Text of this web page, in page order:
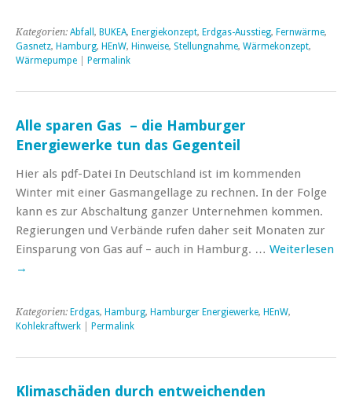
Kategorien: Abfall , BUKEA, Energiekonzept, Erdgas-Ausstieg, Fernwärme,
Gasnetz, Hamburg, HEnW, Hinweise, Stellungnahme, Wärmekonzept,
Wärmepumpe
Permalink
Alle sparen Gas – die Hamburger
Energiewerke tun das Gegenteil
Hier als pdf-Datei In Deutschland ist im kommenden
Winter mit einer Gasmangellage zu rechnen. In der Folge
kann es zur Abschaltung ganzer Unternehmen kommen.
Regierungen und Verbände rufen daher seit Monaten zur
Einsparung von Gas auf – auch in Hamburg. … Weiterlesen
→
Kategorien: Erdgas, Hamburg, Hamburger Energiewerke, HEnW,
Kohlekraftwerk
Permalink
Klimaschäden durch entweichenden